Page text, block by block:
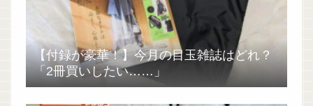
【付録が豪華！】今月の目玉雑誌はどれ？
「2冊買いしたい……」